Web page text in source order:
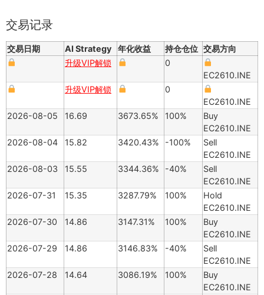
交易记录
交易日期 AI Strategy 年化收益 持仓仓位 交易方向
升级VIP解锁
0
EC2610.INE
升级VIP解锁
0
EC2610.INE
2026-08-05
16.69 3673.65% 100%
Buy
EC2610.INE
2026-08-04
15.82 3420.43% -100%
Sell
EC2610.INE
2026-08-03
15.55 3344.36% -40%
Sell
EC2610.INE
2026-07-31
15.35 3287.79% 100%
Hold
EC2610.INE
2026-07-30
14.86 3147.31% 100%
Buy
EC2610.INE
2026-07-29
14.86 3146.83% -40%
Sell
EC2610.INE
2026-07-28
14.64 3086.19% 100%
Buy
EC2610.INE